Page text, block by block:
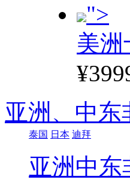
">
美
亚洲、 中东
泰国 日本 迪拜
亚洲 中东